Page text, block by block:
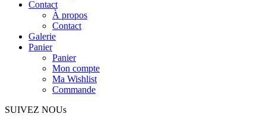
Contact
À propos
Contact
Galerie
Panier
Panier
Mon compte
Ma Wishlist
Commande
SUIVEZ NOUs